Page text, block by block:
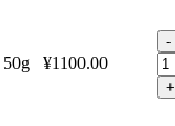
50g ¥1100.00
-
+